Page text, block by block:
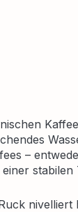
–
stabilen
nivelliert